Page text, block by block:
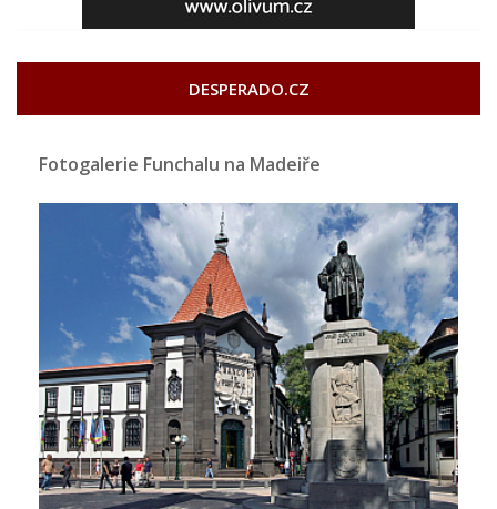
DESPERADO.CZ
Fotogalerie Funchalu na Madeiře